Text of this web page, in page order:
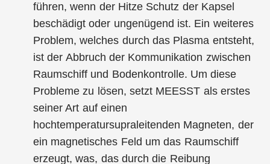
führen, wenn der Hitze Schutz der Kapsel
beschädigt oder ungenügend ist. Ein weiteres
Problem, welches durch das Plasma entsteht,
ist der Abbruch der Kommunikation zwischen
Raumschiff und Bodenkontrolle. Um diese
Probleme zu lösen, setzt MEESST als erstes
seiner Art auf einen
hochtemperatursupraleitenden Magneten, der
ein magnetisches Feld um das Raumschiff
erzeugt, was, das durch die Reibung